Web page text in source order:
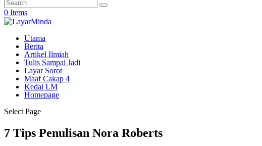
0 Items
Utama
Berita
Artikel Ilmiah
Tulis Sampai Jadi
Layar Sorot
Maaf Cakap 4
Kedai LM
Homepage
Select Page
7 Tips Penulisan Nora Roberts